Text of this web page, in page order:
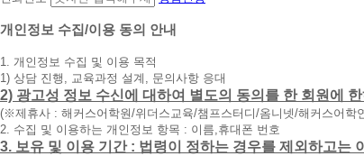
청
휴
대
폰
번
호
를
개인정보 수집/이용 동의 안내
1. 개인정보 수집 및 이용 목적
1) 상담 진행, 교육과정 설계, 문의사항 응대
2) 광고성 정보 수신에 대하여 별도의 동의를 한 회원에
(※제휴사 : 해커스어학원/위더스교육/챔프스터디/옴니넷/해커스어학
2. 수집 및 이용하는 개인정보 항목 : 이름,휴대폰 번호
3. 보유 및 이용 기간 : 법령이 정하는 경우를 제외하고는